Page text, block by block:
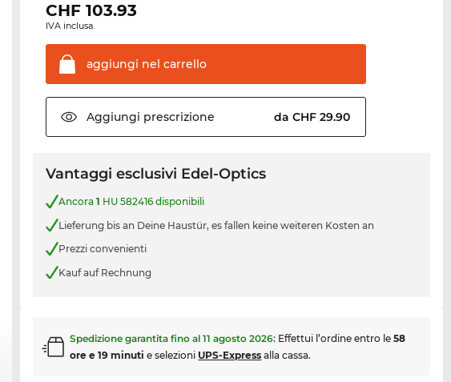
CHF103.93
IVA inclusa.
aggiungi nel carrello
Aggiungi prescrizione da CHF 29.90
Vantaggi esclusivi Edel-Optics
Ancora1 HU 582416 disponibili
Lieferung bis an Deine Haustür, es fallen keine weiteren Kosten an
Prezzi convenienti
Kauf auf Rechnung
Spedizione garantita fino al11 agosto 2026: Effettui l’ordine entro le58
ore e 19 minuti e selezioni UPS-Express alla cassa.